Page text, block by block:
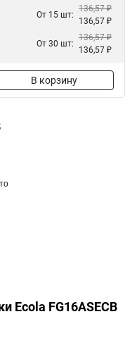
От 15 шт:
136,57 ₽
136,57 ₽
От 30 шт:
136,57 ₽
136,57 ₽
В корзину
Ecola FG16ASECB